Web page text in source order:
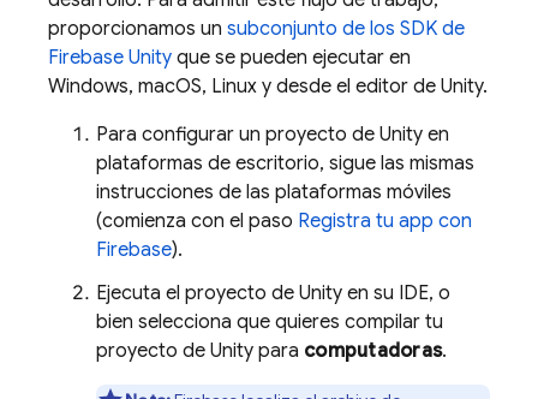
proporcionamos un subconjunto de los SDK de
Firebase Unity que se pueden ejecutar en
Windows, macOS, Linux y desde el editor de Unity.
Para configurar un proyecto de Unity en
plataformas de escritorio, sigue las mismas
instrucciones de las plataformas móviles
(comienza con el paso Registra tu app con
Firebase).
Ejecuta el proyecto de Unity en su IDE, o
bien selecciona que quieres compilar tu
proyecto de Unity para computadoras.